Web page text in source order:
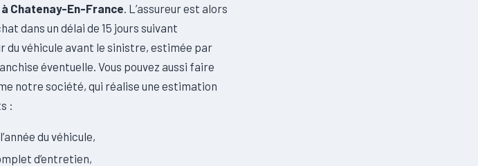
Chatenay-En-France . L’assureur est alors
dans un délai de 15 jours suivant
du véhicule avant le sinistre, estimée par
éventuelle. Vous pouvez aussi faire
notre société, qui réalise une estimation
:
du véhicule,
d’entretien,